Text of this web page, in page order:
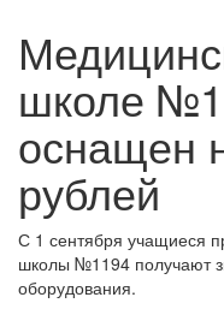
школе
оснащен
рублей
С 1 сентября учащиеся
школы №1194 получают
оборудования.